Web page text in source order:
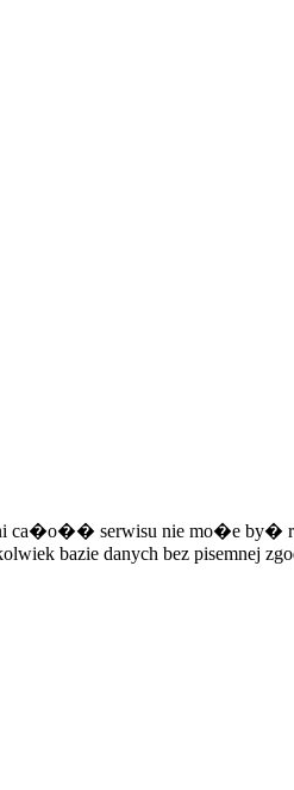
serwisu nie mo�e by�
bazie danych bez pisemnej